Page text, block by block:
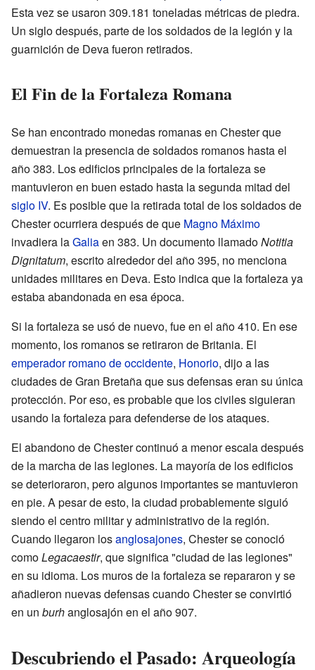
Esta vez se usaron 309.181 toneladas métricas de piedra.
Un siglo después, parte de los soldados de la legión y la
guarnición de Deva fueron retirados.
El Fin de la Fortaleza Romana
Se han encontrado monedas romanas en Chester que
demuestran la presencia de soldados romanos hasta el
año 383. Los edificios principales de la fortaleza se
mantuvieron en buen estado hasta la segunda mitad del
siglo IV. Es posible que la retirada total de los soldados de
Chester ocurriera después de que Magno Máximo
invadiera laGaliaen 383. Un documento llamadoNotitia
Dignitatum, escrito alrededor del año 395, no menciona
unidades militares en Deva. Esto indica que la fortaleza ya
estaba abandonada en esa época.
Si la fortaleza se usó de nuevo, fue en el año 410. En ese
momento, los romanos se retiraron de Britania. El
emperador romano de occidente, Honorio, dijo a las
ciudades de Gran Bretaña que sus defensas eran su única
protección. Por eso, es probable que los civiles siguieran
usando la fortaleza para defenderse de los ataques.
El abandono de Chester continuó a menor escala después
de la marcha de las legiones. La mayoría de los edificios
se deterioraron, pero algunos importantes se mantuvieron
en pie. A pesar de esto, la ciudad probablemente siguió
siendo el centro militar y administrativo de la región.
Cuando llegaron losanglosajones, Chester se conoció
comoLegacaestir, que significa "ciudad de las legiones"
en su idioma. Los muros de la fortaleza se repararon y se
añadieron nuevas defensas cuando Chester se convirtió
en un burhanglosajón en el año 907.
Descubriendo el Pasado: Arqueología